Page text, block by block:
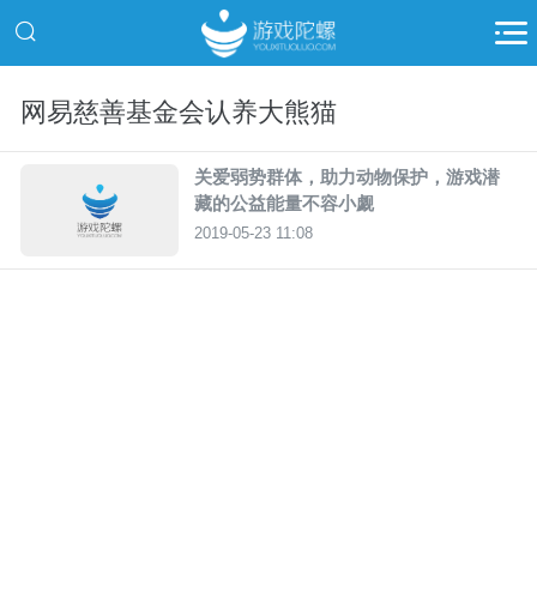
网易慈善基金会认养大熊猫
关爱弱势群体，助力动物保护，游戏潜
藏的公益能量不容小觑
2019-05-23 11:08